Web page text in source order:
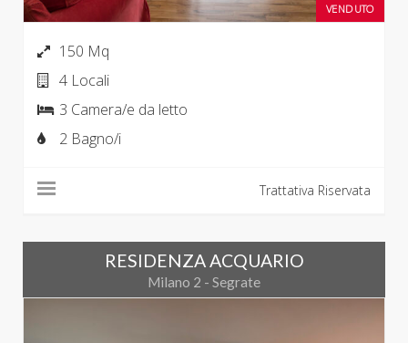
VENDUTO
150 Mq
4 Locali
3 Camera/e da letto
2 Bagno/i
Trattativa Riservata
RESIDENZA ACQUARIO
Milano 2 - Segrate